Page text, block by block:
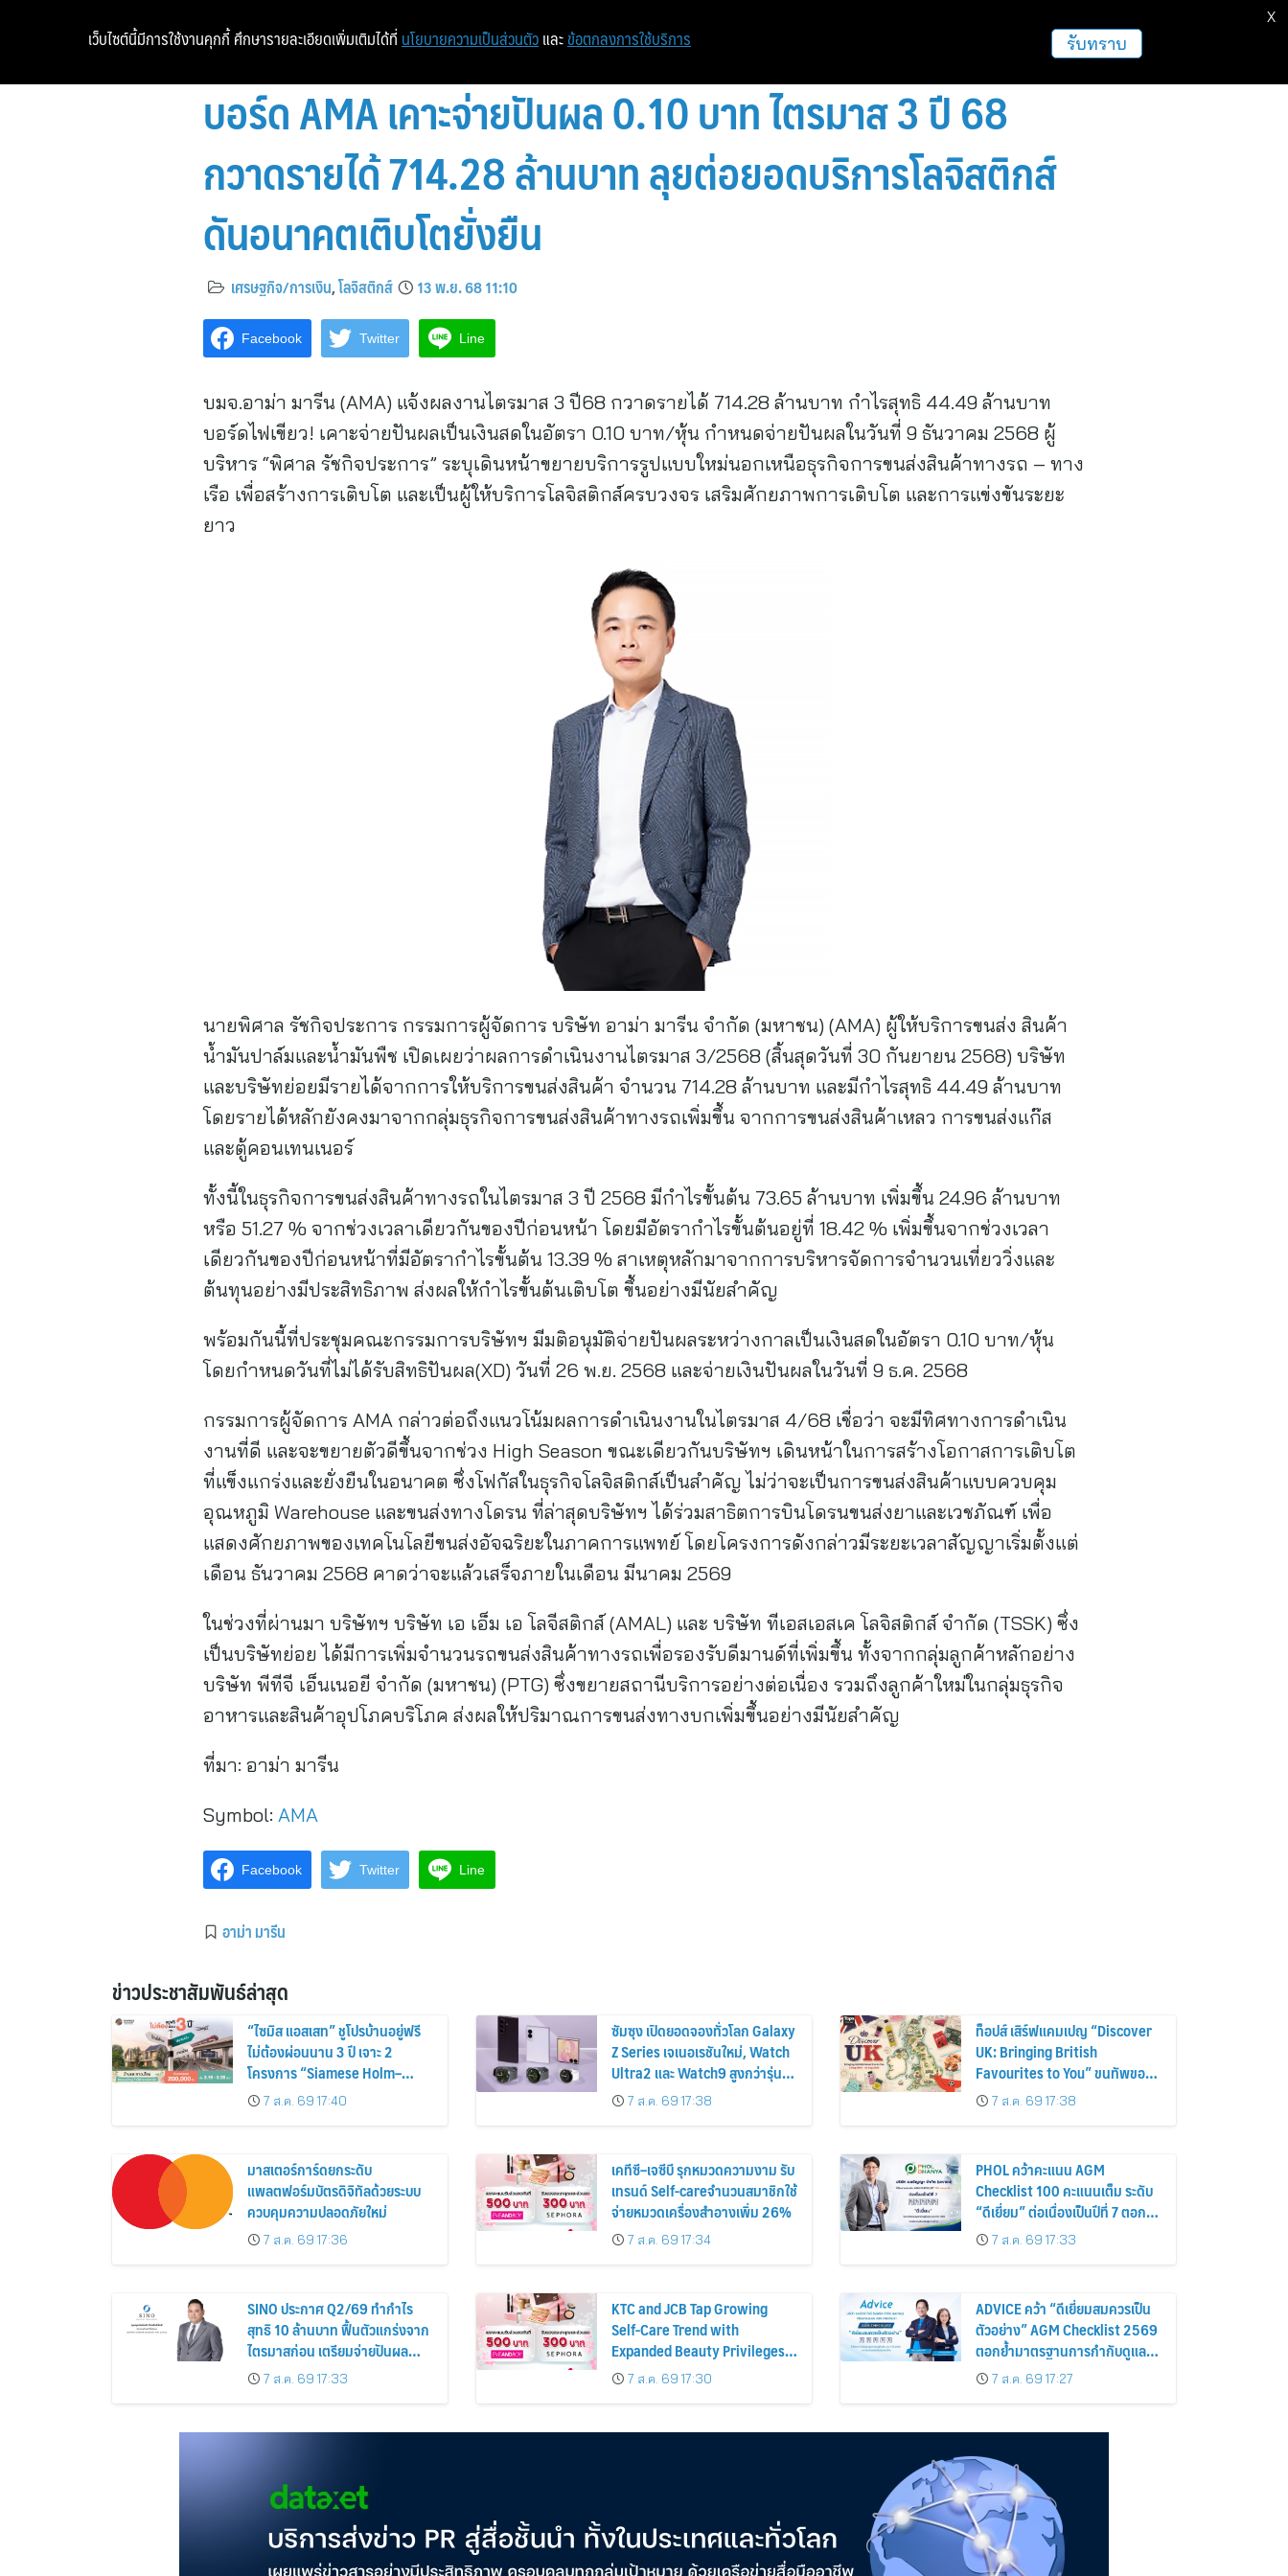
บอร์ด AMA เคาะจ่ายปันผล 0.10 บาท ไตรมาส 3 ปี 68
กวาดรายได้ 714.28 ล้านบาท ลุยต่อยอดบริการโลจิสติกส์
ดันอนาคตเติบโตยั่งยืน
เศรษฐกิจ/การเงิน,โลจิสติกส์ 13 พ.ย. 68 11:10
Facebook Twitter Line
บมจ.อาม่า มารีน (AMA) แจ้งผลงานไตรมาส 3 ปี68 กวาดรายได้ 714.28 ล้านบาท กำไรสุทธิ 44.49 ล้านบาท
บอร์ดไฟเขียว! เคาะจ่ายปันผลเป็นเงินสดในอัตรา 0.10 บาท/หุ้น กำหนดจ่ายปันผลในวันที่ 9 ธันวาคม 2568 ผู้
บริหาร “พิศาล รัชกิจประการ” ระบุเดินหน้าขยายบริการรูปแบบใหม่นอกเหนือธุรกิจการขนส่งสินค้าทางรถ – ทาง
เรือ เพื่อสร้างการเติบโต และเป็นผู้ให้บริการโลจิสติกส์ครบวงจร เสริมศักยภาพการเติบโต และการแข่งขันระยะ
ยาว
นายพิศาล รัชกิจประการ กรรมการผู้จัดการ บริษัท อาม่า มารีน จำกัด (มหาชน) (AMA) ผู้ให้บริการขนส่ง สินค้า
น้ำมันปาล์มและน้ำมันพืช เปิดเผยว่าผลการดำเนินงานไตรมาส 3/2568 (สิ้นสุดวันที่ 30 กันยายน 2568) บริษัท
และบริษัทย่อยมีรายได้จากการให้บริการขนส่งสินค้า จำนวน 714.28 ล้านบาท และมีกำไรสุทธิ 44.49 ล้านบาท
โดยรายได้หลักยังคงมาจากกลุ่มธุรกิจการขนส่งสินค้าทางรถเพิ่มขึ้น จากการขนส่งสินค้าเหลว การขนส่งแก๊ส
และตู้คอนเทนเนอร์
ทั้งนี้ในธุรกิจการขนส่งสินค้าทางรถในไตรมาส 3 ปี 2568 มีกำไรขั้นต้น 73.65 ล้านบาท เพิ่มขึ้น 24.96 ล้านบาท
หรือ 51.27 % จากช่วงเวลาเดียวกันของปีก่อนหน้า โดยมีอัตรากำไรขั้นต้นอยู่ที่ 18.42 % เพิ่มขึ้นจากช่วงเวลา
เดียวกันของปีก่อนหน้าที่มีอัตรากำไรขั้นต้น 13.39 % สาเหตุหลักมาจากการบริหารจัดการจำนวนเที่ยววิ่งและ
ต้นทุนอย่างมีประสิทธิภาพ ส่งผลให้กำไรขั้นต้นเติบโต ขึ้นอย่างมีนัยสำคัญ
พร้อมกันนี้ที่ประชุมคณะกรรมการบริษัทฯ มีมติอนุมัติจ่ายปันผลระหว่างกาลเป็นเงินสดในอัตรา 0.10 บาท/หุ้น
โดยกำหนดวันที่ไม่ได้รับสิทธิปันผล(XD) วันที่ 26 พ.ย. 2568 และจ่ายเงินปันผลในวันที่ 9 ธ.ค. 2568
กรรมการผู้จัดการ AMA กล่าวต่อถึงแนวโน้มผลการดำเนินงานในไตรมาส 4/68 เชื่อว่า จะมีทิศทางการดำเนิน
งานที่ดี และจะขยายตัวดีขึ้นจากช่วง High Season ขณะเดียวกันบริษัทฯ เดินหน้าในการสร้างโอกาสการเติบโต
ที่แข็งแกร่งและยั่งยืนในอนาคต ซึ่งโฟกัสในธุรกิจโลจิสติกส์เป็นสำคัญ ไม่ว่าจะเป็นการขนส่งสินค้าแบบควบคุม
อุณหภูมิ Warehouse และขนส่งทางโดรน ที่ล่าสุดบริษัทฯ ได้ร่วมสาธิตการบินโดรนขนส่งยาและเวชภัณฑ์ เพื่อ
แสดงศักยภาพของเทคโนโลยีขนส่งอัจฉริยะในภาคการแพทย์ โดยโครงการดังกล่าวมีระยะเวลาสัญญาเริ่มตั้งแต่
เดือน ธันวาคม 2568 คาดว่าจะแล้วเสร็จภายในเดือน มีนาคม 2569
ในช่วงที่ผ่านมา บริษัทฯ บริษัท เอ เอ็ม เอ โลจีสติกส์ (AMAL) และ บริษัท ทีเอสเอสเค โลจิสติกส์ จำกัด (TSSK) ซึ่ง
เป็นบริษัทย่อย ได้มีการเพิ่มจำนวนรถขนส่งสินค้าทางรถเพื่อรองรับดีมานด์ที่เพิ่มขึ้น ทั้งจากกลุ่มลูกค้าหลักอย่าง
บริษัท พีทีจี เอ็นเนอยี จำกัด (มหาชน) (PTG) ซึ่งขยายสถานีบริการอย่างต่อเนื่อง รวมถึงลูกค้าใหม่ในกลุ่มธุรกิจ
อาหารและสินค้าอุปโภคบริโภค ส่งผลให้ปริมาณการขนส่งทางบกเพิ่มขึ้นอย่างมีนัยสำคัญ
ที่มา: อาม่า มารีน
Symbol: AMA
Facebook Twitter Line
อาม่า มารีน
ข่าวประชาสัมพันธ์ล่าสุด
“ไซมิส แอสเสท” ชูโปรบ้านอยู่ฟรี
ไม่ต้องผ่อนนาน 3 ปี เจาะ 2
โครงการ “Siamese Holm–
Siamese Blossom” พร้อม
ส่วนลดและสิทธิพิเศษถึง 31
7 ส.ค. 69 17:40
ซัมซุง เปิดยอดจองทั่วโลก Galaxy
Z Series เจเนอเรชันใหม่, Watch
Ultra2 และ Watch9 สูงกว่ารุ่น
ก่อนหน้ากว่า 30%
7 ส.ค. 69 17:38
ท็อปส์ เสิร์ฟแคมเปญ “Discover
UK: Bringing British
Favourites to You” ขนทัพของ
อร่อยและไอเท็มฮิตจากสหราช
อาณาจักร ส่งตรงถึงมือตั้งแต่วัน
7 ส.ค. 69 17:38
มาสเตอร์การ์ดยกระดับ
แพลตฟอร์มบัตรดิจิทัลด้วยระบบ
ควบคุมความปลอดภัยใหม่
7 ส.ค. 69 17:36
เคทีซี–เจซีบี รุกหมวดความงาม รับ
เทรนด์ Self-careจำนวนสมาชิกใช้
จ่ายหมวดเครื่องสำอางเพิ่ม 26%
7 ส.ค. 69 17:34
PHOL คว้าคะแนน AGM
Checklist 100 คะแนนเต็ม ระดับ
“ดีเยี่ยม” ต่อเนื่องเป็นปีที่ 7 ตอกย้ำ
การดำเนินธุรกิจตามหลักธรรมาภิ
บาล โปร่งใส สร้างความเชื่อมั่นผู้
7 ส.ค. 69 17:33
SINO ประกาศ Q2/69 ทำกำไร
สุทธิ 10 ล้านบาท ฟื้นตัวแกร่งจาก
ไตรมาสก่อน เตรียมจ่ายปันผล
ระหว่างกาล 0.014423 บาทต่อหุ้น
ครึ่งปีหลังมุ่งเติบโตต่อเนื่อง
7 ส.ค. 69 17:33
KTC and JCB Tap Growing
Self-Care Trend with
Expanded Beauty Privileges
Number of KTC JCB
Cardmembers Spending on
7 ส.ค. 69 17:30
ADVICE คว้า “ดีเยี่ยมสมควรเป็น
ตัวอย่าง” AGM Checklist 2569
ตอกย้ำมาตรฐานการกำกับดูแล
กิจการที่ดี
7 ส.ค. 69 17:27
เว็บไซต์นี้มีการใช้งานคุกกี้ ศึกษารายละเอียดเพิ่มเติมได้ที่ นโยบายความเป็นส่วนตัว และ ข้อตกลงการใช้บริการ รับทราบ
X